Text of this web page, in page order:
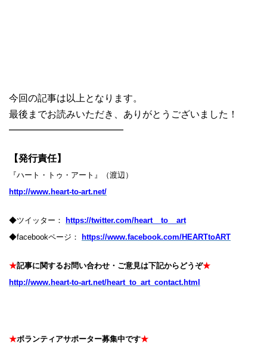
今回の記事は以上となります。
最後までお読みいただき、ありがとうございました！
━━━━━━━━━━━━
【発行責任】
『ハート・トゥ・アート』（渡辺）
http://www.heart-to-art.net/
◆ツイッター： https://twitter.com/heart__to__art
◆facebookページ： https://www.facebook.com/HEARTtoART
★記事に関するお問い合わせ・ご意見は下記からどうぞ★
http://www.heart-to-art.net/heart_to_art_contact.html
★ボランティアサポーター募集中です★